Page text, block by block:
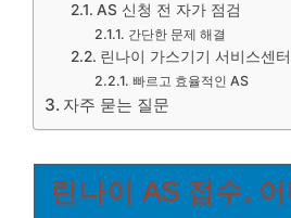
AS 신청 전 자가 점검
간단한 문제 해결
린나이 가스기기 서비스센
빠르고 효율적인 AS
자주 묻는 질문
린나이 AS 접수,